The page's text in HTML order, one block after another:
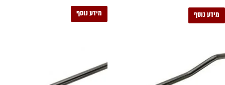
מידע נוסף מידע נוסף